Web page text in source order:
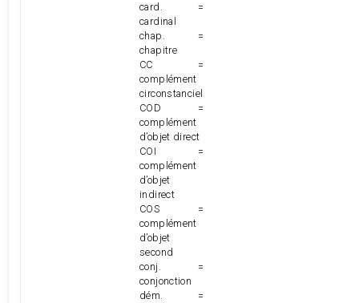
card. =
cardinal
chap. =
chapitre
CC =
complément
circonstanciel
COD =
complément
d’objet direct
COI =
complément
d’objet
indirect
COS =
complément
d’objet
second
conj. =
conjonction
dém. =